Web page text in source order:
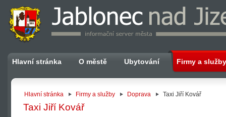
Hlavní stránka O městě Ubytování Firmy a služby
Hlavní stránka Firmy a služby Doprava Taxi Jiří Kovář
Taxi Jiří Kovář